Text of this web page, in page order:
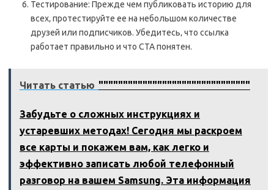
Тестирование: Прежде чем публиковать историю для
всех‚ протестируйте ее на небольшом количестве
друзей или подписчиков. Убедитесь‚ что ссылка
работает правильно и что CTA понятен.
Читать статью """""""""""""""""""""""""""""""
Забудьте о сложных инструкциях и
устаревших методах! Сегодня мы раскроем
все карты и покажем вам, как легко и
эффективно записать любой телефонный
разговор на вашем Samsung. Эта информация